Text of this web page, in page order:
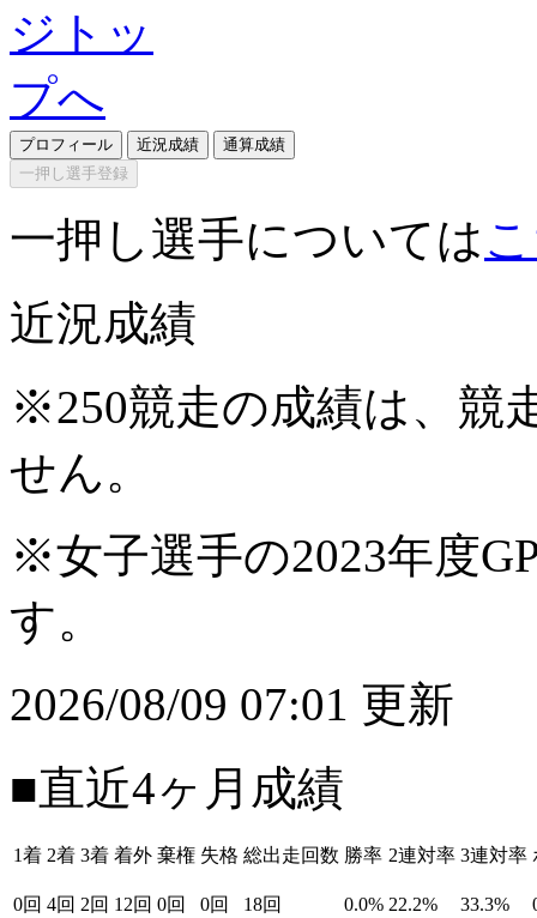
プロフィール 近況成績
通算成績
一押し選手登録
一押し選手については
近況成績
※250競走の成績は、競
せん。
※女子選手の2023年度
す。
2026/08/09 07:01 更新
■直近4ヶ月成績
1着 2着 3着 着外 棄権 失格 総出走回数 勝率 2連対率 3連対率
0回 4回 2回 12回 0回 0回 18回 0.0% 22.2% 33.3%